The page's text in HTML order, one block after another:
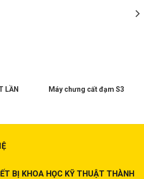
LẦN
Máy chưng cất đạm S3
BỊ KHOA HỌC KỸ THUẬT THÀNH